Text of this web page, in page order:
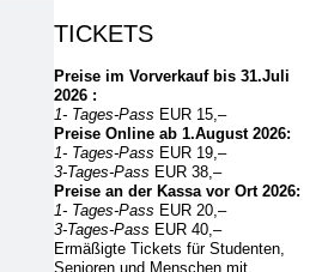
TICKETS
Preise im Vorverkauf bis 31.Juli
2026 :
1- Tages-Pass EUR 15,–
Preise Online ab 1.August 2026:
1- Tages-Pass EUR 19,–
3-Tages-Pass EUR 38,–
Preise an der Kassa vor Ort 2026:
1- Tages-Pass EUR 20,–
3-Tages-Pass EUR 40,–
Ermäßigte Tickets für Studenten,
Senioren und Menschen mit